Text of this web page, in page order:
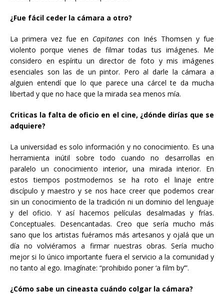
¿Fue fácil ceder la cámara a otro?
La primera vez fue en Capitanes con Inés Thomsen y fue
violento porque vienes de filmar todas tus imágenes. Me
considero en espíritu un director de foto y mis imágenes
esenciales son las de un pintor. Pero al darle la cámara a
alguien entendí que lo que parece una cárcel te da mucha
libertad y que no hace que la mirada sea menos mía.
Criticas la falta de oficio en el cine, ¿dónde dirías que se
adquiere?
La universidad es solo información y no conocimiento. Es una
herramienta inútil sobre todo cuando no desarrollas en
paralelo un conocimiento interior, una mirada interior. En
estos tiempos postmodernos se ha roto el linaje entre
discípulo y maestro y se nos hace creer que podemos crear
sin un conocimiento de la tradición ni un dominio del lenguaje
y del oficio. Y así hacemos películas desalmadas y frías.
Conceptuales. Desencantadas. Creo que sería mucho más
sano que los artistas fuéramos más artesanos y ojalá que un
día no volviéramos a firmar nuestras obras. Sería mucho
mejor si lo único importante fuera el servicio a la comunidad y
no tanto al ego. Imagínate: “prohibido poner ‘a film by’”.
¿Cómo sabe un cineasta cuándo colgar la cámara?